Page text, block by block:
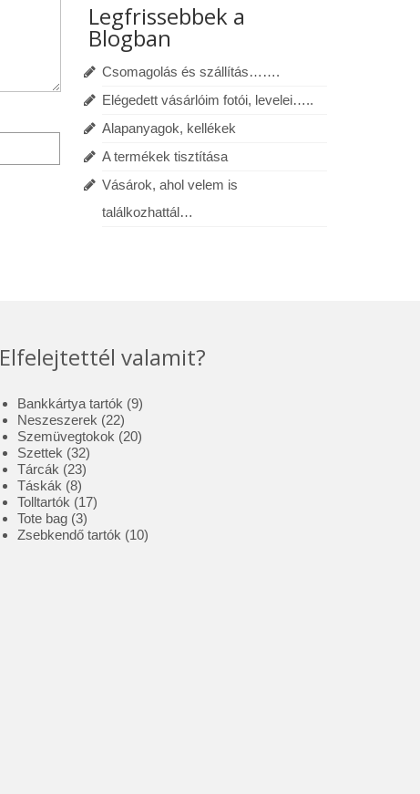
Legfrissebbek a
Blogban
Csomagolás és szállítás…….
Elégedett vásárlóim fotói, levelei…..
Alapanyagok, kellékek
A termékek tisztítása
Vásárok, ahol velem is
találkozhattál…
Elfelejtettél valamit?
Bankkártya tartók 99
Neszeszerek 2222
termék
Szemüvegtokok 2020
Szettek 3232
termék
Tárcák 2323
termék
Táskák 88
termék
Tolltartók 1717
Tote bag 33
termék
Zsebkendő tartók 1010